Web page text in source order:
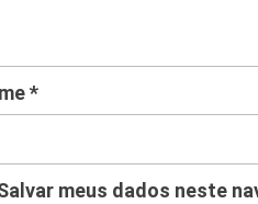
*
meus dados neste